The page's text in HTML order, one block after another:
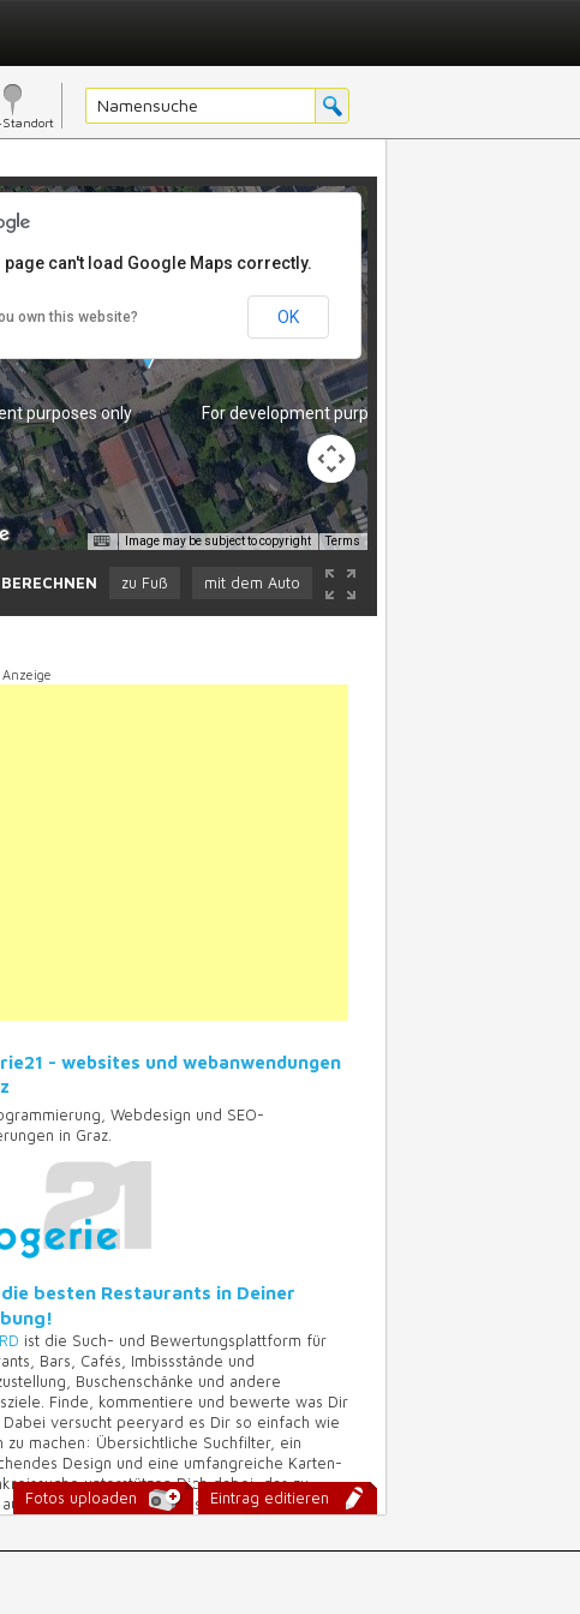
Standort
For development purposes only
For development purposes only
purposes only
purposes only
MR. CHEN - ASIA FOR YOU
Image may be subject to copyright Terms
page can't load Google Maps correctly.
own this website? OK
zu Fuß mit dem Auto
- websites und webanwendungen
Webdesign und SEO-
in Graz.
besten Restaurants in Deiner
ist die Such- und Bewertungsplattform für
Bars, Cafés, Imbissstände und
Buschenschänke und andere
Finde, kommentiere und bewerte was Dir
versucht peeryard es Dir so einfach wie
zu machen: Übersichtliche Suchfilter, ein
Design und eine umfangreiche Karten-
unterstützen Dich dabei, das zu
was Du gerade Lust hast!Eintrag editieren
Fotos uploaden